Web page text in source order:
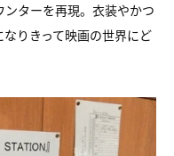
ターを再現。衣装やかつ
りきって映画の世界にど